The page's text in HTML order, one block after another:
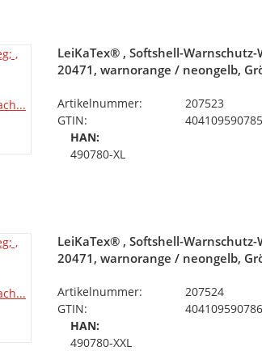
LeiKaTex® , Softshell-
20471, warnorange / neongelb,
Artikelnummer:
207523
GTIN:
HAN:
490780-XL
LeiKaTex® , Softshell-
20471, warnorange / neongelb,
Artikelnummer:
207524
GTIN:
HAN:
490780-XXL